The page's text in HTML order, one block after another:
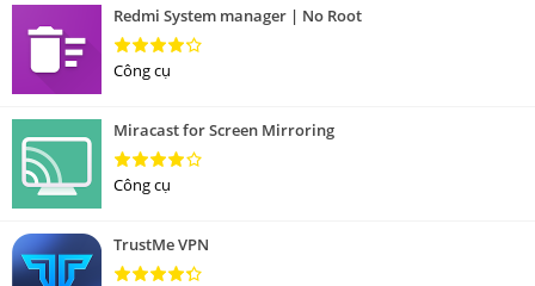
Redmi System manager | No Root
Công cụ
Miracast for Screen Mirroring
Công cụ
TrustMe VPN